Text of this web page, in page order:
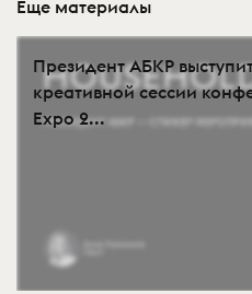
Еще материалы
Президент АБКР
креативной сессии
Expo 2...